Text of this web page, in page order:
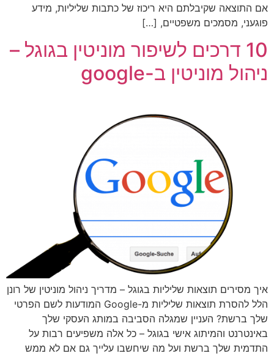
אם התוצאה שקיבלתם היא ריכוז של כתבות שליליות, מידע
פוגעני, מסמכים משפטיים, […]
10 דרכים לשיפור מוניטין בגוגל –
ניהול מוניטין ב-google
איך מסירים תוצאות שליליות בגוגל – מדריך ניהול מוניטין של רונן
הלל להסרת תוצאות שליליות מ-Google המודעות לשם הפרטי
שלך ברשת? העניין שמגלה הסביבה במותג העסקי שלך
באינטרנט והמיתוג אישי בגוגל – כל אלה משפיעים רבות על
התדמית שלך ברשת ועל מה שיחשבו עלייך גם אם לא ממש